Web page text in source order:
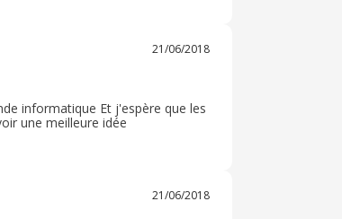
21/06/2018
informatique Et j'espère que les
une meilleure idée
21/06/2018